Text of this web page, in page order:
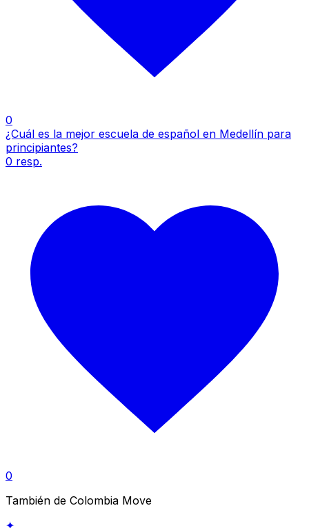
0
¿Cuál es la mejor escuela de español en Medellín para
principiantes?
0 resp.
0
También de Colombia Move